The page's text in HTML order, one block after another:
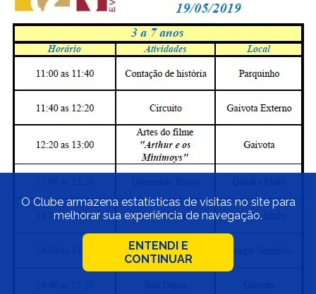
O Clube armazena estatísticas de visitas no site para
melhorar sua experiência de navegação.
ENTENDI E
CONTINUAR